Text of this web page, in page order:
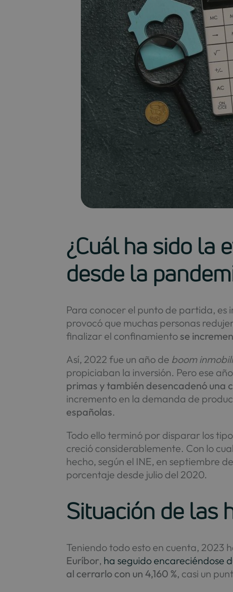
¿Cuál ha sido la
desde la
Para conocer el punto de partida, es
provocó que muchas personas
finalizar el confinamiento se
Así, 2022 fue un año de boom
propiciaban la inversión. Pero ese
primas y también desencadenó una
incremento en la demanda de
españolas.
Todo ello terminó por disparar los
creció considerablemente. Con lo
hecho, según el INE, en septiembre
porcentaje desde julio del 2020.
Situación de las
Teniendo todo esto en cuenta, 2023
Euríbor, ha seguido encareciéndose
al cerrarlo con un 4,160 %, casi un